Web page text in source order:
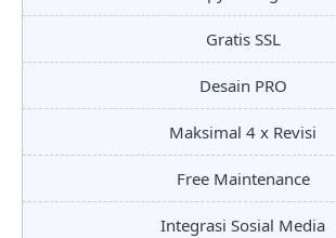
Gratis SSL
Desain PRO
Maksimal 4 x Revisi
Free Maintenance
Integrasi Sosial Media